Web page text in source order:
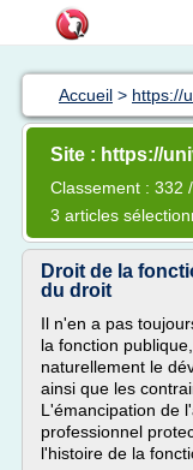
Accueil > https://
Site : https://
Classement : 332
3 articles
Droit de la
du droit
Il n'en a pas
la fonction
naturellement le
ainsi que les
L'émancipation de
professionnel
l'histoire de la